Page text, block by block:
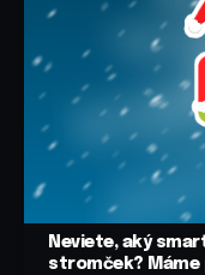
Neviete, aký
stromček?